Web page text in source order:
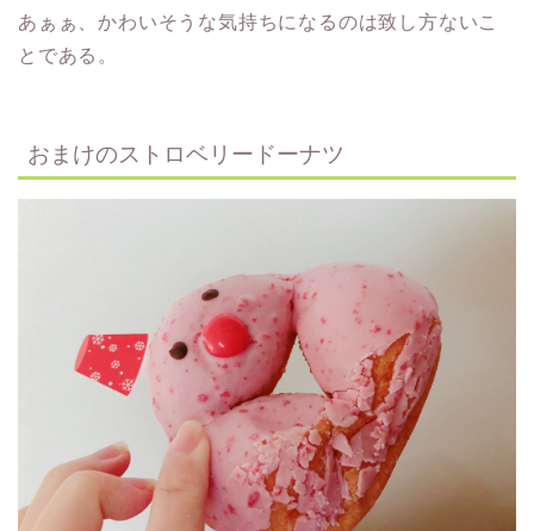
あぁぁ、かわいそうな気持ちになるのは致し方ないこ
とである。
おまけのストロベリードーナツ